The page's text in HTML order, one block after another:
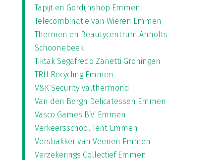
Tapijt en Gordijnshop Emmen
Telecombinatie van Wieren Emmen
Thermen en Beautycentrum Anholts
Schoonebeek
Tiktak Segafredo Zanetti Groningen
TRH Recycling Emmen
V&K Security Valthermond
Van den Bergh Delicatessen Emmen
Vasco Games B.V. Emmen
Verkeersschool Tent Emmen
Versbakker van Veenen Emmen
Verzekerings Collectief Emmen